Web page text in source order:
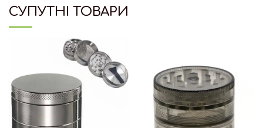
СУПУТНІ ТОВАРИ